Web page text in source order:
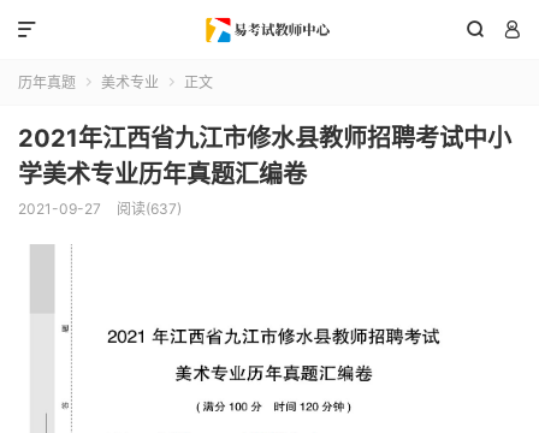
 

历年真题  美术专业  正文
2021年江西省九江市修水县教师招聘考试中小
学美术专业历年真题汇编卷
2021-09-27 阅读(637)